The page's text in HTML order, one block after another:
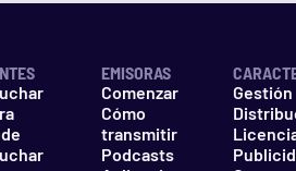
EMISORAS
Comenzar
Cómo
transmitir
Podcasts
Gestión